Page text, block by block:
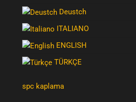
Deustch
ITALIANO
ENGLISH
TÜRKÇE
spc kaplama